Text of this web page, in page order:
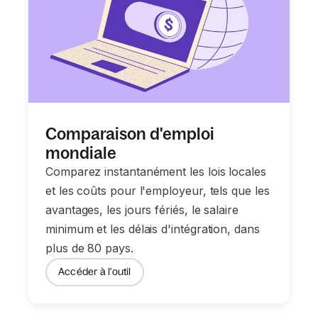
Comparaison d'emploi
mondiale
Comparez instantanément les lois locales
et les coûts pour l'employeur, tels que les
avantages, les jours fériés, le salaire
minimum et les délais d'intégration, dans
plus de 80 pays.
Accéder à l'outil